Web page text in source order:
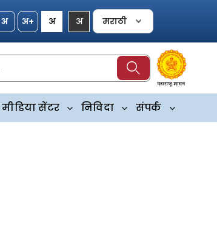
मीडिया सेंटर निविदा संपर्क